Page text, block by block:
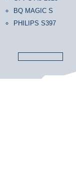
BQ MAGIC S
PHILIPS S397